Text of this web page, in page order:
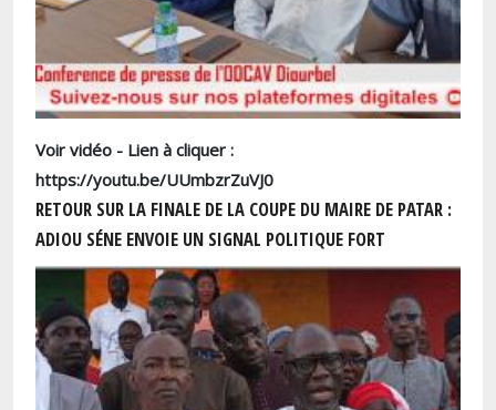
Voir vidéo - Lien à cliquer :
https://youtu.be/UUmbzrZuVJ0
RETOUR SUR LA FINALE DE LA COUPE DU MAIRE DE PATAR :
ADIOU SÉNE ENVOIE UN SIGNAL POLITIQUE FORT